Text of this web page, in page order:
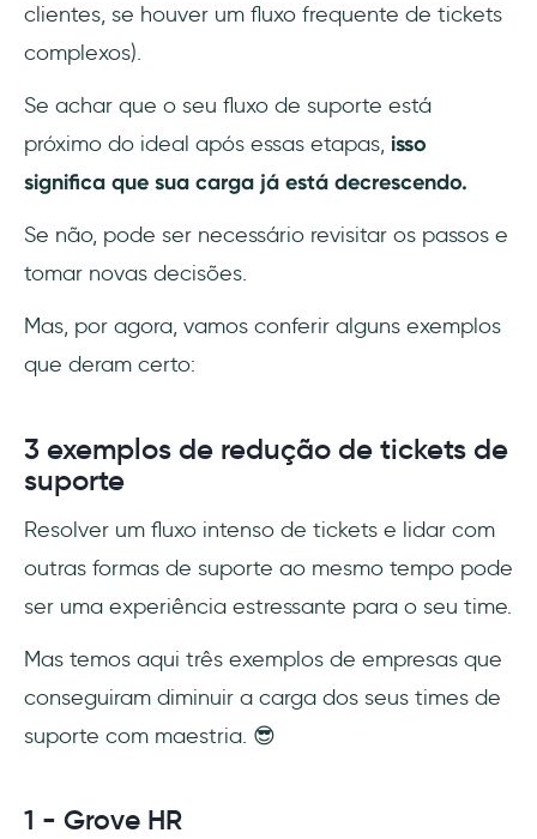
clientes, se houver um fluxo frequente de tickets
complexos).
Se achar que o seu fluxo de suporte está
próximo do ideal após essas etapas, isso
significa que sua carga já está decrescendo.
Se não, pode ser necessário revisitar os passos e
tomar novas decisões.
Mas, por agora, vamos conferir alguns exemplos
que deram certo:
3 exemplos de redução de tickets de
suporte
Resolver um fluxo intenso de tickets e lidar com
outras formas de suporte ao mesmo tempo pode
ser uma experiência estressante para o seu time.
Mas temos aqui três exemplos de empresas que
conseguiram diminuir a carga dos seus times de
suporte com maestria. 😎
1 - Grove HR